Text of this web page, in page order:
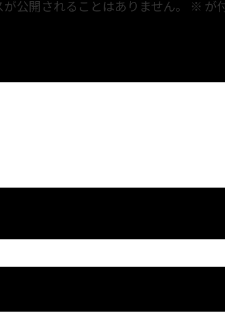
公開されることはありません。 ※ が